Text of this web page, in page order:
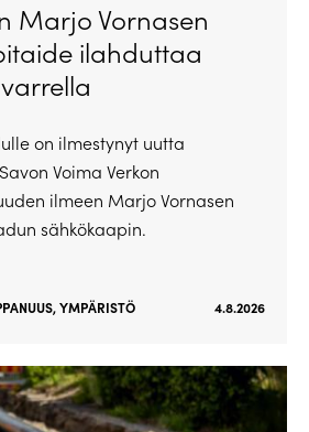
Marjo Vornasen
ilahduttaa
on ilmestynyt uutta
Voima Verkon
ilmeen Marjo Vornasen
sähkökaapin.
,YMPÄRISTÖ 4.8.2026